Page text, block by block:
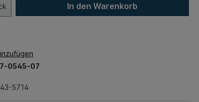
In den Warenkorb
0545-07
43-5714